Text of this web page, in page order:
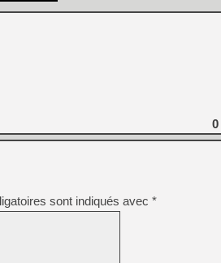
[GK] Pourquoi Marvel
[GK] Test : Restory : Chill
[GK] GTA 6 : Rockstar
[GK] Hot Wheels Infinite
[GK] Mémoire cash -
[GK] Résultats Nintendo :
[GK] Déjà des
[Mo5] Brickboy cherche à
[GK] Minecraft et ses «
[GK] Beast of
[GK] Ubisoft : fin de partie
[GK] Mémoire cash -
[GK] Dan Houser (GTA)
[GK] Comment EA Sports
[GK] Crimson Moon : un
[GK] Isle of Reveries : le
[GK] Moonlighter 2 : The
[GK] Capcom relance
0
sont indiqués avec *